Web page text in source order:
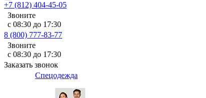
+7 (812) 404-45-05
Звоните
с 08:30 до 17:30
8 (800) 777-83-77
Звоните
с 08:30 до 17:30
Заказать звонок
Спецодежда